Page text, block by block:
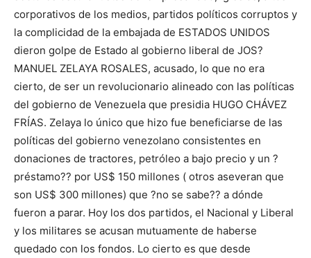
corporativos de los medios, partidos políticos corruptos y
la complicidad de la embajada de ESTADOS UNIDOS
dieron golpe de Estado al gobierno liberal de JOS?
MANUEL ZELAYA ROSALES, acusado, lo que no era
cierto, de ser un revolucionario alineado con las políticas
del gobierno de Venezuela que presidia HUGO CHÁVEZ
FRÍAS. Zelaya lo único que hizo fue beneficiarse de las
políticas del gobierno venezolano consistentes en
donaciones de tractores, petróleo a bajo precio y un ?
préstamo?? por US$ 150 millones ( otros aseveran que
son US$ 300 millones) que ?no se sabe?? a dónde
fueron a parar. Hoy los dos partidos, el Nacional y Liberal
y los militares se acusan mutuamente de haberse
quedado con los fondos. Lo cierto es que desde